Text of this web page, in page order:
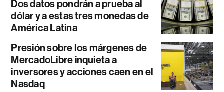
Dos datos pondrán a prueba al
dólar y a estas tres monedas de
América Latina
Presión sobre los márgenes de
MercadoLibre inquieta a
inversores y acciones caen en el
Nasdaq